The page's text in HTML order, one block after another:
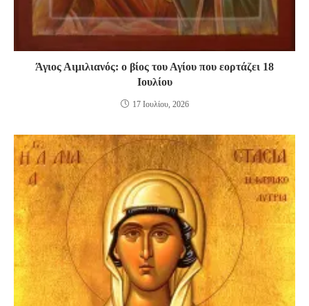
Άγιος Αιμιλιανός: ο βίος του Αγίου που εορτάζει 18
Ιουλίου
17 Ιουλίου, 2026